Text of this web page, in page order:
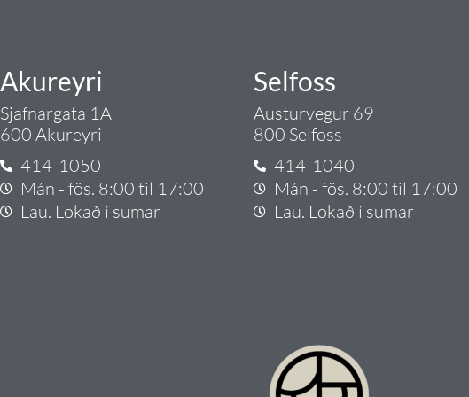
Akureyri
Sjafnargata 1A
600 Akureyri
414-1050
Mán - fös. 8:00 til 17:00
Lau. Lokað í sumar
Selfoss
Austurvegur 69
800 Selfoss
414-1040
Mán - fös. 8:00 til 17:00
Lau. Lokað í sumar